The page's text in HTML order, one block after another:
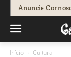
Anuncie
Início Cultura